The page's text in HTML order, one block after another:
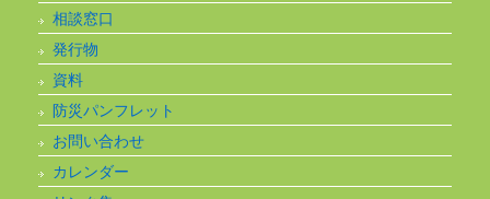
相談窓口
発行物
資料
防災パンフレット
お問い合わせ
カレンダー